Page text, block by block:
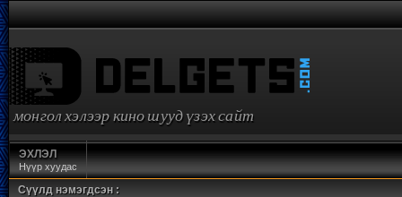
монгол хэлээр кино шууд үзэх сайт
ЭХЛЭЛ
Нүүр хуудас
Сүүлд нэмэгдсэн :